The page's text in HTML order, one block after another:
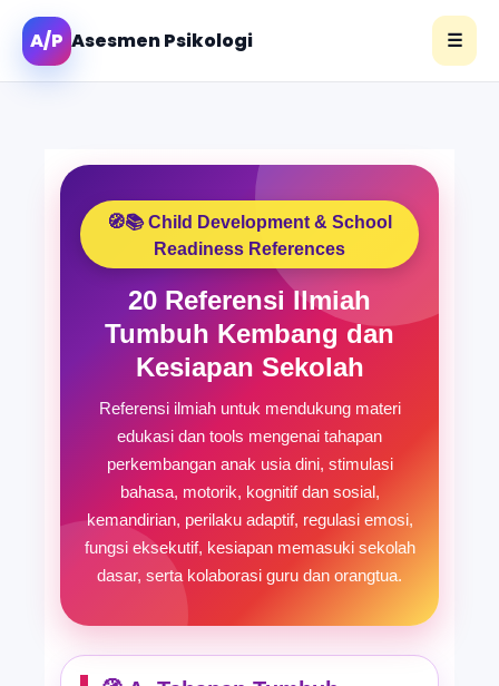
A/P Asesmen Psikologi ☰
🧭📚 Child Development & School
Readiness References
20 Referensi Ilmiah
Tumbuh Kembang dan
Kesiapan Sekolah
Referensi ilmiah untuk mendukung materi
edukasi dan tools mengenai tahapan
perkembangan anak usia dini, stimulasi
bahasa, motorik, kognitif dan sosial,
kemandirian, perilaku adaptif, regulasi emosi,
fungsi eksekutif, kesiapan memasuki sekolah
dasar, serta kolaborasi guru dan orangtua.